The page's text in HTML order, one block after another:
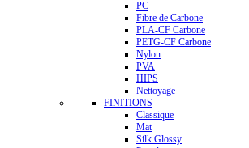
PC
Fibre de Carbone
PLA-CF Carbone
PETG-CF Carbone
Nylon
PVA
HIPS
Nettoyage
FINITIONS
Classique
Mat
Silk Glossy